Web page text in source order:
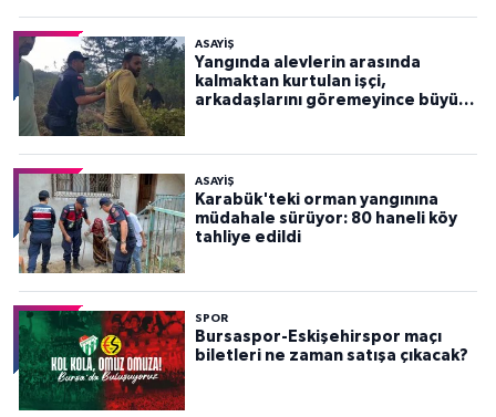
ASAYİŞ
Yangında alevlerin arasında
kalmaktan kurtulan işçi,
arkadaşlarını göremeyince büyük
ASAYİŞ
Karabük'teki orman yangınına
müdahale sürüyor: 80 haneli köy
tahliye edildi
SPOR
Bursaspor-Eskişehirspor maçı
biletleri ne zaman satışa çıkacak?